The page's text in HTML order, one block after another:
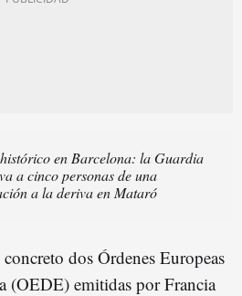
histórico en Barcelona: la Guardia
a cinco personas de una
a la deriva en Mataró
dos Órdenes Europeas
(OEDE) emitidas por Francia